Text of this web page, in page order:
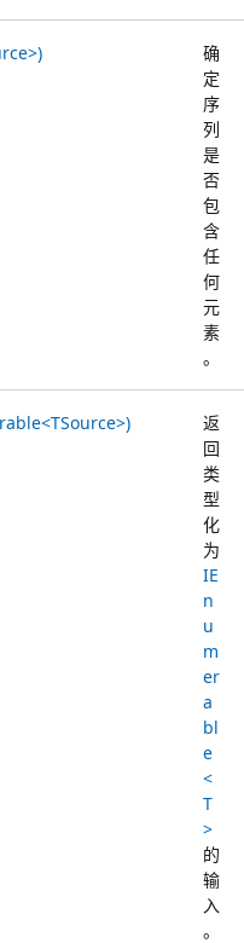
确
定
序
列
是
否
包
含
任
何
元
素
。
返
回
类
型
化
为
IE
n
u
m
er
a
bl
e
<
T
>
的
输
入
。